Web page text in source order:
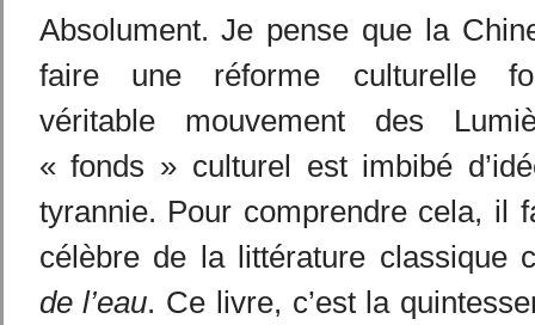
Absolument. Je pense que la
faire une réforme culturelle
véritable mouvement des
« fonds » culturel est imbibé
tyrannie. Pour comprendre cela, il
célèbre de la littérature classique
de l’eau. Ce livre, c’est la